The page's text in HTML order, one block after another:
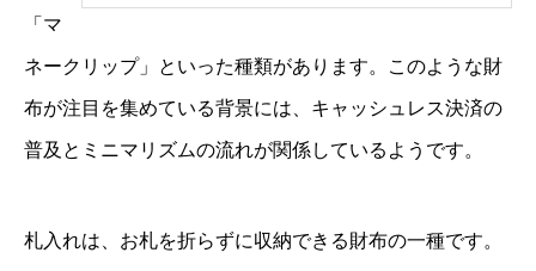
「マ
ネークリップ」といった種類があります。このような財
布が注目を集めている背景には、キャッシュレス決済の
普及とミニマリズムの流れが関係しているようです。
札入れは、お札を折らずに収納できる財布の一種です。